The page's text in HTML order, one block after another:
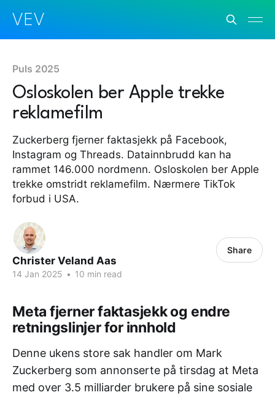
VEV
Puls 2025
Osloskolen ber Apple trekke
reklamefilm
Zuckerberg fjerner faktasjekk på Facebook,
Instagram og Threads. Datainnbrudd kan ha
rammet 146.000 nordmenn. Osloskolen ber Apple
trekke omstridt reklamefilm. Nærmere TikTok
forbud i USA.
Christer Veland Aas
14 Jan 2025 • 10 min read
Share
Meta fjerner faktasjekk og endre
retningslinjer for innhold
Denne ukens store sak handler om Mark
Zuckerberg som annonserte på tirsdag at Meta
med over 3.5 milliarder brukere på sine sosiale